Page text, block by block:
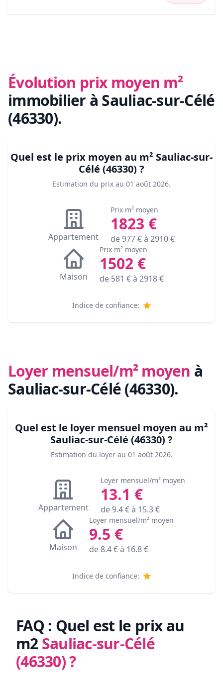
Évolution prix moyen m²
immobilier à Sauliac-sur-Célé
(46330).
Quel est le prix moyen au m² Sauliac-sur-
Célé (46330) ?
Estimation du prix au 01 août 2026.
Appartement
Prix m² moyen
1823 €
de977€ à 2910€
Maison
Prix m² moyen
1502€
de 581 € à 2918€
Indice de confiance:
Loyer mensuel/m² moyen à
Sauliac-sur-Célé (46330).
Quel est le loyer mensuel moyen au m²
Sauliac-sur-Célé (46330) ?
Estimation du loyer au 01 août 2026.
Appartement
Loyer mensuel/m² moyen
13.1 €
de9.4€ à 15.3€
Maison
Loyer mensuel/m² moyen
9.5 €
de8.4€ à 16.8€
Indice de confiance:
FAQ : Quel est le prix au
m2Sauliac-sur-Célé
(46330)?